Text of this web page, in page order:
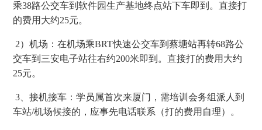
乘38路公交车到软件园生产基地终点站下车即到。直接打
的费用大约25元。
2）机场：在机场乘BRT快速公交车到蔡塘站再转68路公
交车到三安电子站往右约200米即到。直接打的费用大约
25元。
3、接机接车：学员属首次来厦门，需培训会务组派人到
车站/机场候接的，应事先电话联系（打的费用自理）。